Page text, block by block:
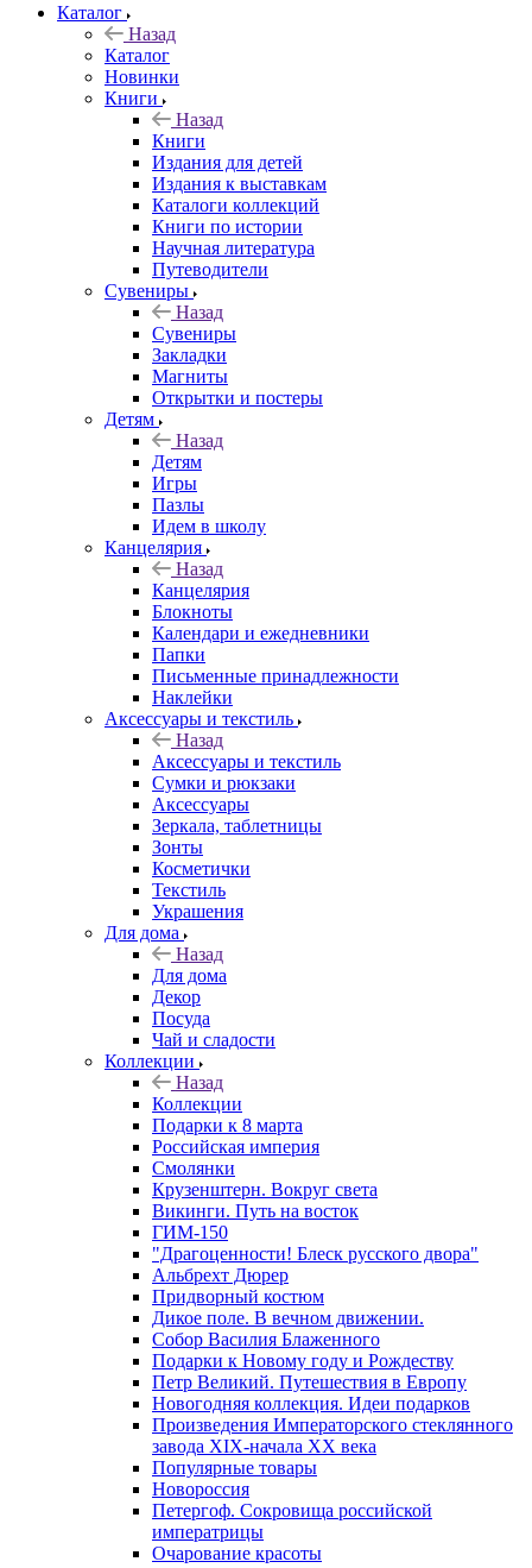
Каталог
Назад
Каталог
Новинки
Книги
Назад
Книги
Издания для детей
Издания к выставкам
Каталоги коллекций
Книги по истории
Научная литература
Путеводители
Сувениры
Назад
Сувениры
Закладки
Магниты
Открытки и постеры
Детям
Назад
Детям
Игры
Пазлы
Идем в школу
Канцелярия
Назад
Канцелярия
Блокноты
Календари и ежедневники
Папки
Письменные принадлежности
Наклейки
Аксессуары и текстиль
Назад
Аксессуары и текстиль
Сумки и рюкзаки
Аксессуары
Зеркала, таблетницы
Зонты
Косметички
Текстиль
Украшения
Для дома
Назад
Для дома
Декор
Посуда
Чай и сладости
Коллекции
Назад
Коллекции
Подарки к 8 марта
Российская империя
Смолянки
Крузенштерн. Вокруг света
Викинги. Путь на восток
ГИМ-150
"Драгоценности! Блеск русского двора"
Альбрехт Дюрер
Придворный костюм
Дикое поле. В вечном движении.
Собор Василия Блаженного
Подарки к Новому году и Рождеству
Петр Великий. Путешествия в Европу
Новогодняя коллекция. Идеи подарков
Произведения Императорского стеклянного
завода XIX-начала XX века
Популярные товары
Новороссия
Петергоф. Сокровища российской
императрицы
Очарование красоты